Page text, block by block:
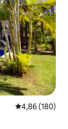
4,86 de uma
4,86 (180)